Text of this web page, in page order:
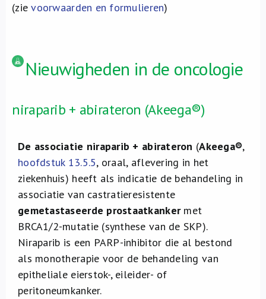
(zievoorwaarden en formulieren)
Nieuwigheden in de oncologie
niraparib + abirateron (Akeega®)
De associatie niraparib + abirateron (Akeega®,
hoofdstuk 13.5.5, oraal, aflevering in het
ziekenhuis) heeft als indicatie de behandeling in
associatie van castratieresistente
gemetastaseerde prostaatkankermet
BRCA1/2-mutatie (synthese van de SKP).
Niraparib is een PARP-inhibitor die al bestond
als monotherapie voor de behandeling van
epitheliale eierstok-, eileider- of
peritoneumkanker.